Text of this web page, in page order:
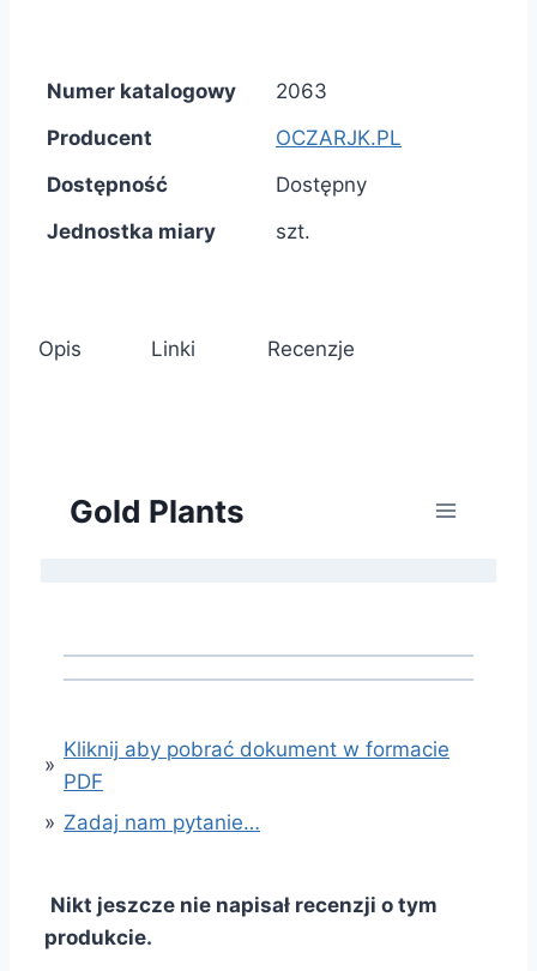
Numer katalogowy
2063
Producent
OCZARJK.PL
Dostępność
Dostępny
Jednostka miary
szt.
Opis Linki Recenzje
»
Kliknij aby pobrać dokument w formacie
PDF
» Zadaj nam pytanie…
Nikt jeszcze nie napisał recenzji o tym
produkcie.